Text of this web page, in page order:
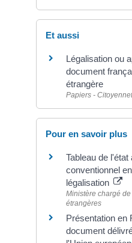
Et aussi
Légalisation ou
document
étrangère
Papiers -
Pour en savoir plus
Tableau de l'état
conventionnel
légalisation
Ministère chargé
étrangères
Présentation en
document